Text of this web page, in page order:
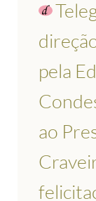
pela
ao